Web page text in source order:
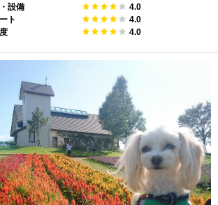
設備
4.0
ト
4.0
4.0